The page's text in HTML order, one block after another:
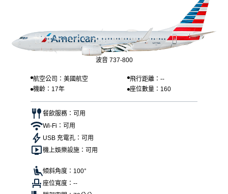
波音 737-800
航空公司：美國航空
飛行距離：--
機齡：17年
座位數量：160
餐飲服務：可用
Wi-Fi：可用
USB 充電孔：可用
機上娛樂設施：可用
傾斜角度：100°
座位寬度：--